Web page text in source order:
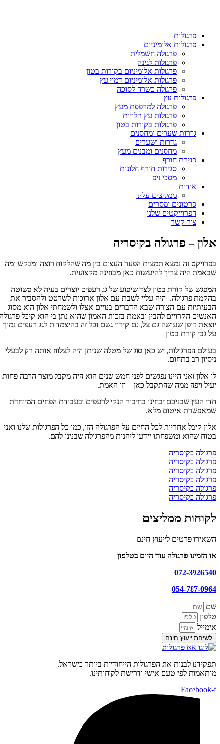
פרגולות
פרגולות אלומיניום
פרגולה חשמלית
פרגולות לגינה
פרגולות אלומיניום בקורות בטון
פרגולות אלומיניום דמוי עץ
פרגולה כשרה לסוכה
פרגולות עץ
פרגולה למרפסת מעץ
פרגולות עץ תלויות
פרגולות בקורות בטון
גדרות שערים ומחסנים
גדרות ושערים
מחסנים ומבנים מעץ
סגירת חורף
סגירות חורף חלונות
מסכי זיפ
אודות
ממליצים עלינו
סרטונים ומסרים
הפרוייקטים שלנו
צור קשר
אלון – פרגולה בקיסריה
התמונות
מספרות
את
סיפור
אלון
פרגולה
בקיסריה
בפרויקט זה נמצא תמצית הפער העצום בין מה שהלקוח רוצה ומבקש ומה
שבאמת היה צריך להיעשות כאן מבחינה מקצועית.
המפגש של קורת בטון לצד שיפוע של גג רעפים יוצרים בעיה לא פשוטה
בהקמת פרגולה. היה עליי לשבת עם אלון ארוכות לשרטט ולהסביר את
הבעיתיות עם הצורה שבא הדברים בנויים אצלו ולשמחתי אלון הוא מסוג
האנשים הקרויים להבין ובאמת בזכות האמון שהוא נתן בי הוא קיבל פרגולה
יוצאת דופן שעושה גם צל, גם קירוי גשם וכל זה בהיצמדות לגג רעפים נמוך
על גבי קורת בטון.
בעולם הפרגולות, יש כאן סוג של מטלה שניתן היה לצלוח אותה רק לבעלי
ניסיון רב בתחום.
לו אלון ואני היינו נפגשים לפני חמש שנים הוא היה מקבל מוצר הרבה פחות
יעיל ויפה ממה שהתקבל כאן – וזו האמת.
חדי העין שבניכם יבחינו בחיבור הנקי לרעפים ובעבודת הפחים המיוחדת
שמאפשרת איטום מלא.
אלון קיבל אחריות לכל החיים על הפרגולה הזו, כמו כל הפרגולות שלנו ואני
בטוח שהוא ומשפחתו יידעו ליהנות מהפרגולה שבנינו להם.
פרגולה בקיסריה
פרגולה בקיסריה
פרגולה בקיסריה
פרגולה בקיסריה
פרגולה בקיסריה
פרגולה בקיסריה
לקוחות ממליצים
השאירו פרטים לייעוץ חינם
או הזמינו פרגולה עוד היום בטלפון
072-3926540
054-787-0964
שם
טלפון
אימייל
לשיחת ייעוץ חינם
תפקידנו לבנות את הפרגולות הייחודיות ביותר בישראל.
מותאמות לפי טעם אישי ודרישת לקוחותינו.
Facebook-f